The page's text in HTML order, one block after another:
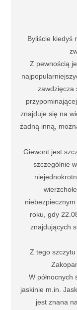
Byliście kiedyś
Z pewnością
zawdzięcza
znajduje się na
żadną inną,
Giewont jest
szczególnie
roku, gdy
znajdujących
Z tego
W północnych
jaskinie m.in.
jest znana